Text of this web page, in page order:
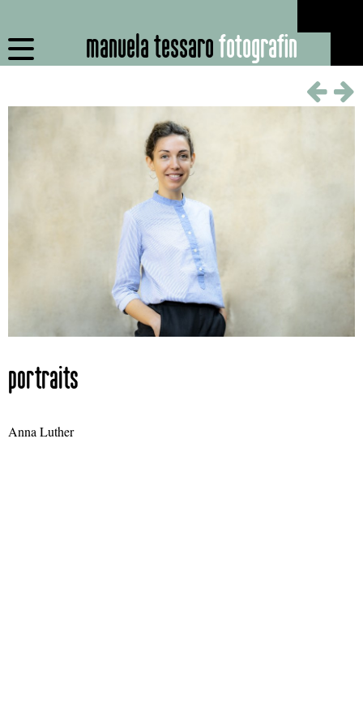
manuela tessarofotografin
portraits
Anna Luther